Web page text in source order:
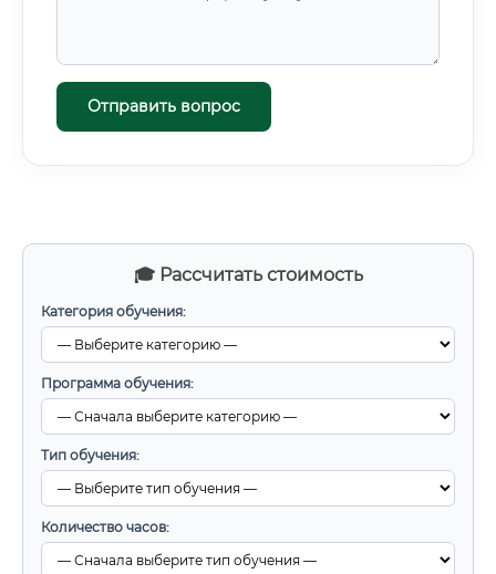
🎓 Рассчитать стоимость
Категория обучения:
Программа обучения:
Тип обучения:
Количество часов:
Отправить вопрос